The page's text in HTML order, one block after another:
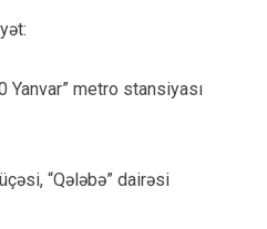
Yanvar” metro stansiyası
“Qələbə” dairəsi